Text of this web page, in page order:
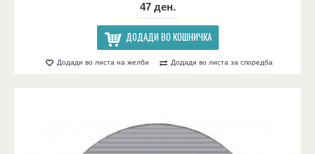
47 ден.
ДОДАДИ ВО КОШНИЧКА
Додади во листа на желби Додади во листа за споредба